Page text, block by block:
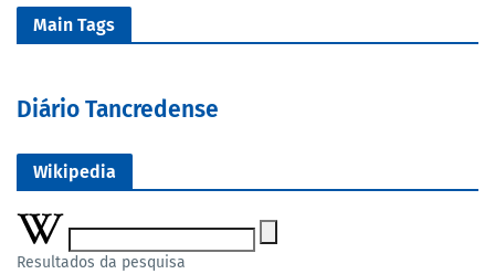
Main Tags
Diário Tancredense
Wikipedia
Resultados da pesquisa